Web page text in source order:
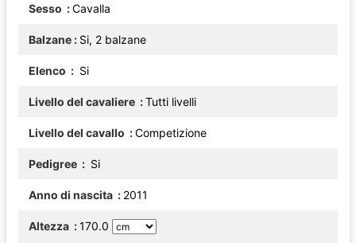
Sesso Cavalla
Balzane Si, 2 balzane
Elenco Si
Livello del cavaliere Tutti livelli
Livello del cavallo Competizione
Pedigree Si
Anno di nascita 2011
Altezza 170.0